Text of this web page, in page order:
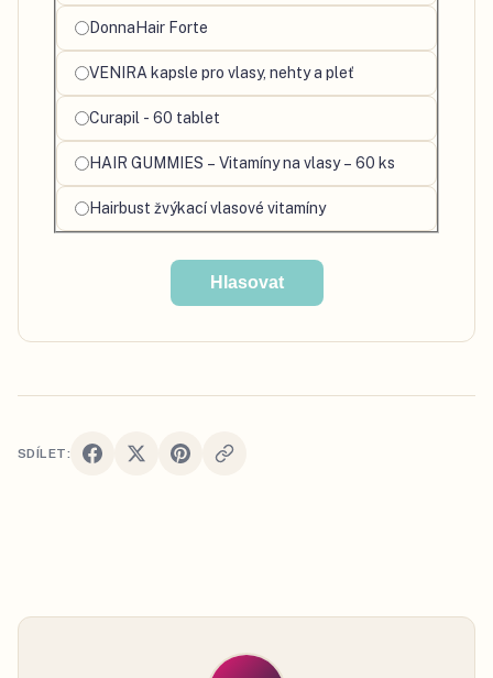
produktDonnaHair Forte
VENIRA kapsle pro vlasy, nehty a pleť
Curapil - 60 tablet
HAIR GUMMIES – Vitamíny na vlasy – 60 ks
Hairbust žvýkací vlasové vitamíny
Hlasovat
SDÍLET: